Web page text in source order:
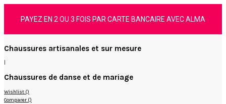
PAYEZ EN 2 OU 3 FOIS PAR CARTE BANCAIRE AVEC ALMA
Chaussures artisanales et sur mesure
Chaussures de danse et de mariage
Wishlist ()
Comparer ()